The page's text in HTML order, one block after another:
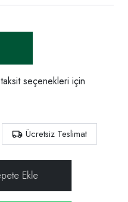
seçenekleri için
Ücretsiz Teslimat